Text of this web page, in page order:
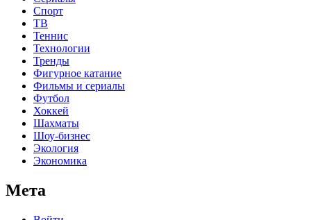
Спорт
ТВ
Теннис
Технологии
Тренды
Фигурное катание
Фильмы и сериалы
Футбол
Хоккей
Шахматы
Шоу-бизнес
Экология
Экономика
Мета